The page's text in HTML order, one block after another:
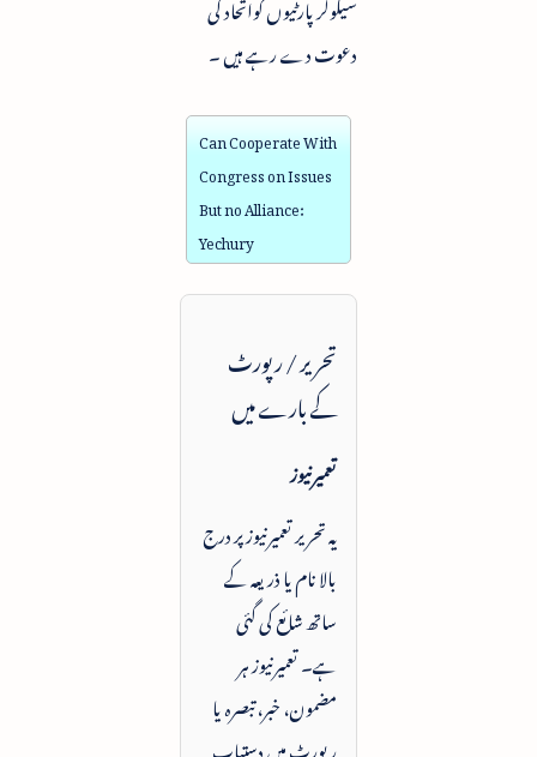
دعوت دے رہے ہیں ۔
Can Cooperate With
Congress on Issues
But no Alliance:
Yechury
تحریر / رپورٹ
کے بارے میں
تعمیرنیوز
یہ تحریر تعمیرنیوز پر درج
بالا نام یا ذریعہ کے
ساتھ شائع کی گئی
ہے۔ تعمیرنیوز ہر
مضمون، خبر، تبصرہ یا
رپورٹ میں دستیاب